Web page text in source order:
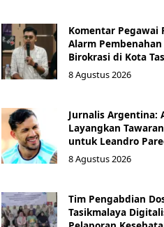
Komentar Pegawai
Alarm
Birokrasi di Kota
8 Agustus 2026
Jurnalis Argentina:
Layangkan
untuk Leandro
8 Agustus 2026
Tim Pengabdian
Tasikmalaya